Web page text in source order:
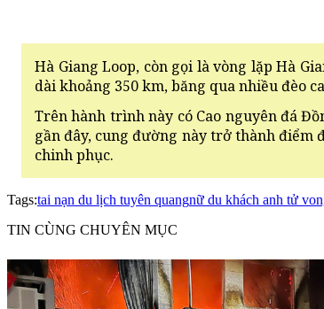
Hà Giang Loop, còn gọi là vòng lặp Hà
dài khoảng 350 km, băng qua nhiều đèo
Trên hành trình này có Cao nguyên đá
gần đây, cung đường này trở thành điểm
chinh phục.
Tags:tai nạn du lịch tuyên quangnữ du khách anh tử
TIN CÙNG CHUYÊN MỤC